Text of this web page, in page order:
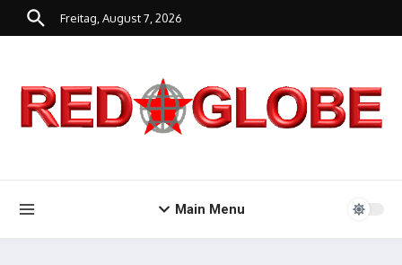
Zum Inhalt springen
Freitag, August 7, 2026
Main Menu